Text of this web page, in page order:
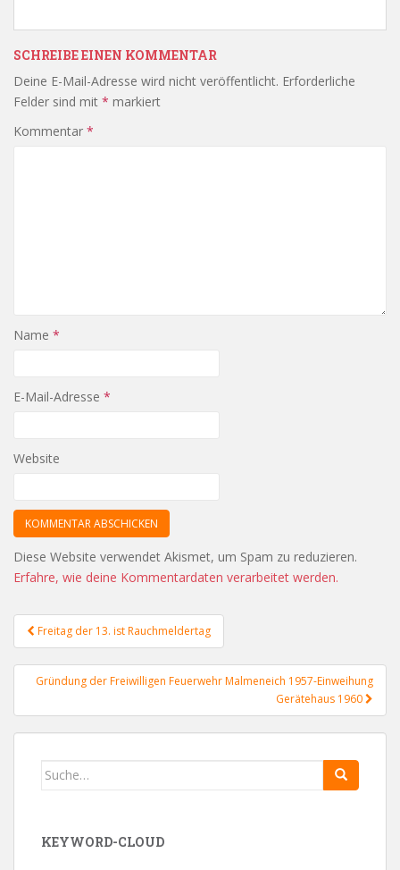
SCHREIBE EINEN KOMMENTAR
Deine E-Mail-Adresse wird nicht veröffentlicht. Erforderliche
Felder sind mit * markiert
Kommentar *
Name *
E-Mail-Adresse *
Website
Diese Website verwendet Akismet, um Spam zu reduzieren.
Erfahre, wie deine Kommentardaten verarbeitet werden.
Beitragsnavigation
Freitag der 13. ist Rauchmeldertag
Gründung der Freiwilligen Feuerwehr Malmeneich 1957-Einweihung
Gerätehaus 1960
Search
KEYWORD-CLOUD